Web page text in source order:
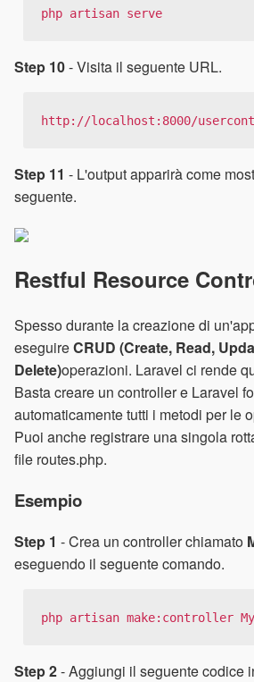
php artisan serve
Step 10- Visita il seguente URL.
http://localhost:8000/
Step 11 - L'output apparirà come
seguente.
Restful Resource
Spesso durante la creazione di
eseguireCRUD (Create, Read,
Delete)operazioni. Laravel ci rende
Basta creare un controller e Laravel
automaticamente tutti i metodi per le
Puoi anche registrare una singola
file routes.php.
Esempio
Step 1 - Crea un controller chiamato
eseguendo il seguente comando.
php artisan make:controller
Step 2- Aggiungi il seguente codice